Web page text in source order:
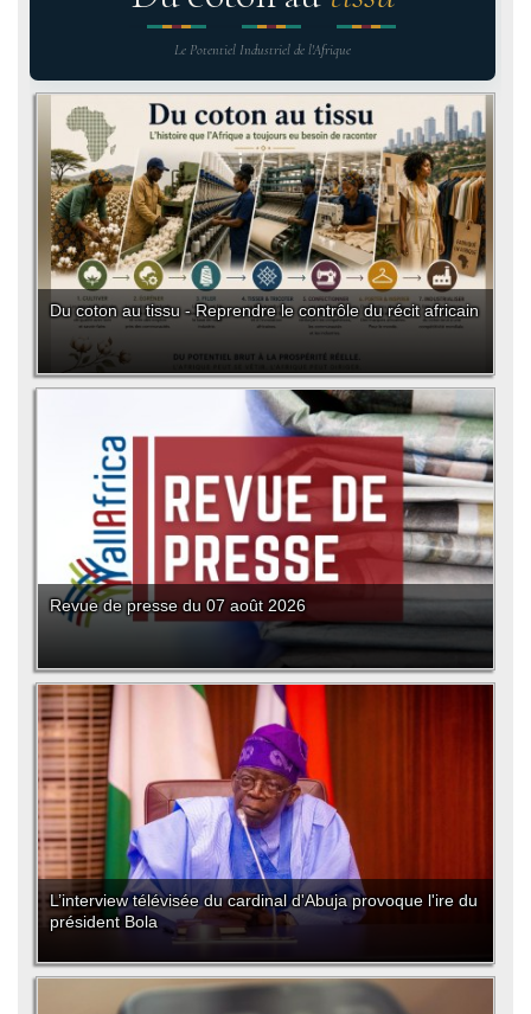
Le Potentiel Industriel de l'Afrique
Du coton au tissu - Reprendre le contrôle du récit africain
Revue de presse du 07 août 2026
L’interview télévisée du cardinal d'Abuja provoque l'ire du
président Bola